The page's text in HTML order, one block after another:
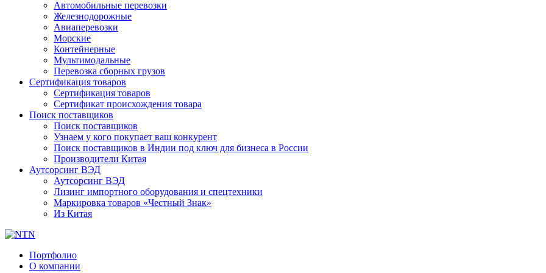
Автомобильные перевозки
Железнодорожные
Авиаперевозки
Морские
Контейнерные
Мультимодальные
Перевозка сборных грузов
Сертификация товаров
Сертификация товаров
Сертификат происхождения товара
Поиск поставщиков
Поиск поставщиков
Узнаем у кого покупает ваш конкурент
Поиск поставщиков в Индии под ключ для бизнеса в России
Производители Китая
Аутсорсинг ВЭД
Аутсорсинг ВЭД
Лизинг импортного оборудования и спецтехники
Маркировка товаров «Честный Знак»
Из Китая
Портфолио
О компании